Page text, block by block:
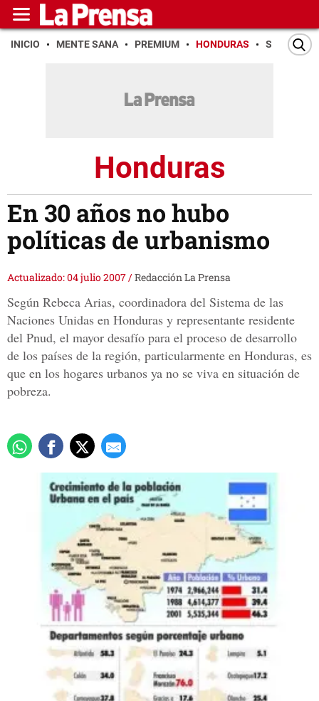
INICIO MENTE SANA PREMIUM HONDURAS SAN PEDRO
Honduras
En 30 años no hubo
políticas de urbanismo
Actualizado: 04 julio 2007/Redacción La Prensa
Según Rebeca Arias, coordinadora del Sistema de las
Naciones Unidas en Honduras y representante residente
del Pnud, el mayor desafío para el proceso de desarrollo
de los países de la región, particularmente en Honduras, es
que en los hogares urbanos ya no se viva en situación de
pobreza.